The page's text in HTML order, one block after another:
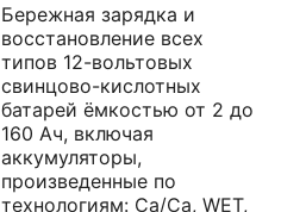
Бережная зарядка и
восстановление всех
типов 12-вольтовых
свинцово-кислотных
батарей ёмкостью от 2 до
160 Ач, включая
аккумуляторы,
произведенные по
технологиям: Ca/Ca, WET,